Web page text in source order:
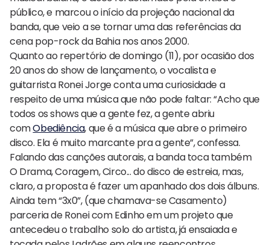
público, e marcou o início da projeção nacional da
banda, que veio a se tornar uma das referências da
cena pop-rock da Bahia nos anos 2000.
Quanto ao repertório de domingo (11), por ocasião dos
20 anos do show de lançamento, o vocalista e
guitarrista Ronei Jorge conta uma curiosidade a
respeito de uma música que não pode faltar: “Acho que
todos os shows que a gente fez, a gente abriu
comObediência, que é a música que abre o primeiro
disco. Ela é muito marcante pra a gente”, confessa.
Falando das canções autorais, a banda toca também
O Drama, Coragem, Circo... do disco de estreia, mas,
claro, a proposta é fazer um apanhado dos dois álbuns.
Ainda tem “3x0”, (que chamava-se Casamento)
parceria de Ronei com Edinho em um projeto que
antecedeu o trabalho solo do artista, já ensaiada e